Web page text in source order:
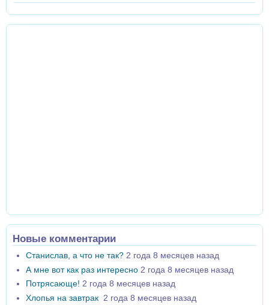
Новые комментарии
Станислав, а что не так? 2 года 8 месяцев назад
А мне вот как раз интересно 2 года 8 месяцев назад
Потрясающе! 2 года 8 месяцев назад
Хлопья на завтрак 2 года 8 месяцев назад